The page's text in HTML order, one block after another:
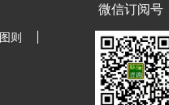
则
微信订阅号